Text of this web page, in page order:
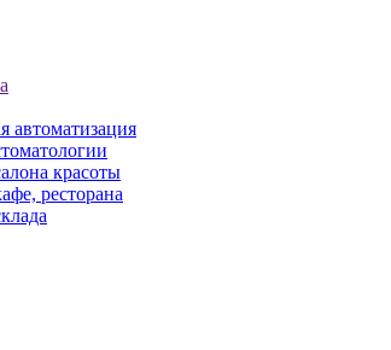
автоматизация
красоты
ресторана